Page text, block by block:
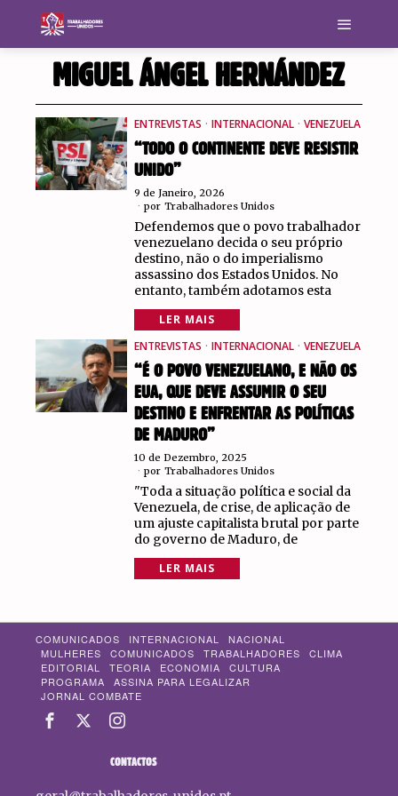
MIGUEL ÁNGEL HERNÁNDEZ
ENTREVISTAS · INTERNACIONAL · VENEZUELA
“TODO O CONTINENTE DEVE RESISTIR
UNIDO”
9 de Janeiro, 2026
por Trabalhadores Unidos
Defendemos que o povo trabalhador
venezuelano decida o seu próprio
destino, não o do imperialismo
assassino dos Estados Unidos. No
entanto, também adotamos esta
LER MAIS
ENTREVISTAS · INTERNACIONAL · VENEZUELA
“É O POVO VENEZUELANO, E NÃO OS
EUA, QUE DEVE ASSUMIR O SEU
DESTINO E ENFRENTAR AS POLÍTICAS
DE MADURO”
10 de Dezembro, 2025
por Trabalhadores Unidos
"Toda a situação política e social da
Venezuela, de crise, de aplicação de
um ajuste capitalista brutal por parte
do governo de Maduro, de
LER MAIS
COMUNICADOS INTERNACIONAL
NACIONAL
MULHERES
COMUNICADOS TRABALHADORES
CLIMA
EDITORIAL
TEORIA ECONOMIA
CULTURA
PROGRAMA
ASSINA PARA LEGALIZAR
JORNAL COMBATE
CONTACTOS